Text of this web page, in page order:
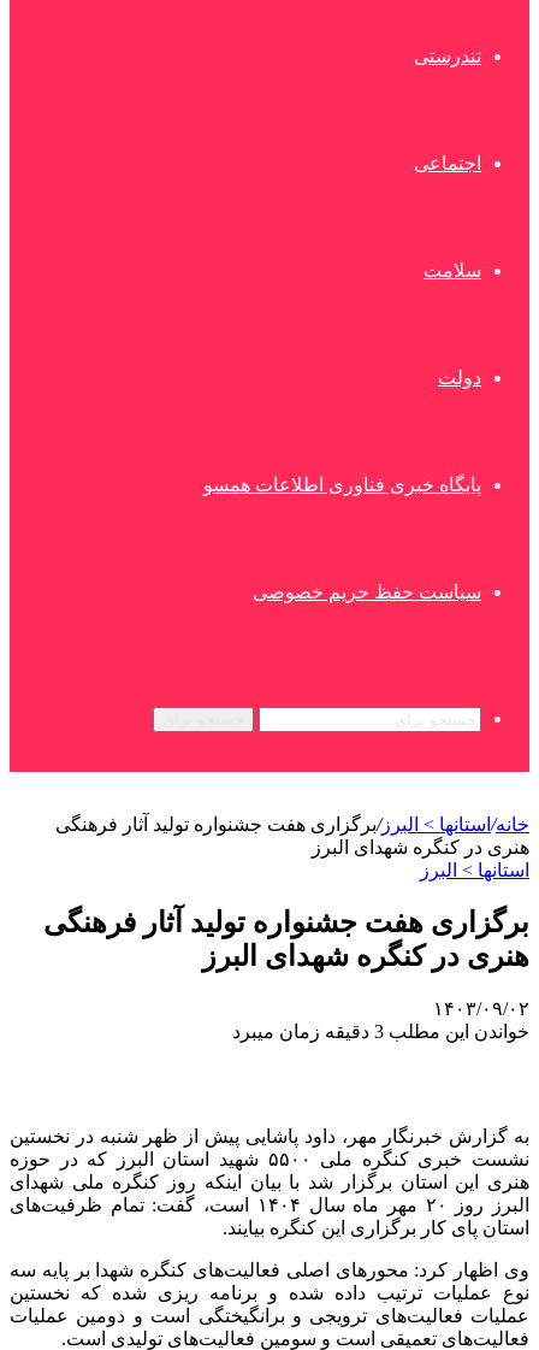
تندرستی
اجتماعی
سلامت
دولت
پایگاه خبری فناوری اطلاعات همسو
سیاست حفظ حریم خصوصی
خانه/ استانها > البرز/برگزاری هفت جشنواره تولید آثار فرهنگی
هنری در کنگره شهدای البرز
استانها > البرز
برگزاری هفت جشنواره تولید آثار فرهنگی
هنری در کنگره شهدای البرز
۱۴۰۳/۰۹/۰۲
خواندن این مطلب 3 دقیقه زمان میبرد
به گزارش خبرنگار مهر، داود پاشایی پیش از ظهر شنبه در نخستین
نشست خبری کنگره ملی ۵۵۰۰ شهید استان البرز که در حوزه
هنری این استان برگزار شد با بیان اینکه روز کنگره ملی شهدای
البرز روز ۲۰ مهر ماه سال ۱۴۰۴ است، گفت: تمام ظرفیت‌های
استان پای کار برگزاری این کنگره بیایند.
وی اظهار کرد: محورهای اصلی فعالیت‌های کنگره شهدا بر پایه سه
نوع عملیات ترتیب داده شده و برنامه ریزی شده که نخستین
عملیات فعالیت‌های ترویجی و برانگیختگی است و دومین عملیات
فعالیت‌های تعمیقی است و سومین فعالیت‌های تولیدی است.